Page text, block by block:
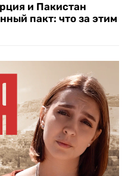
и Пакистан
пакт: что за этим